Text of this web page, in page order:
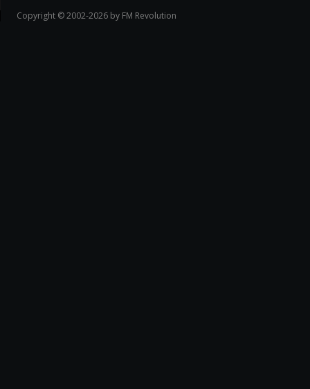
Copyright © 2002-2026 by FM Revolution